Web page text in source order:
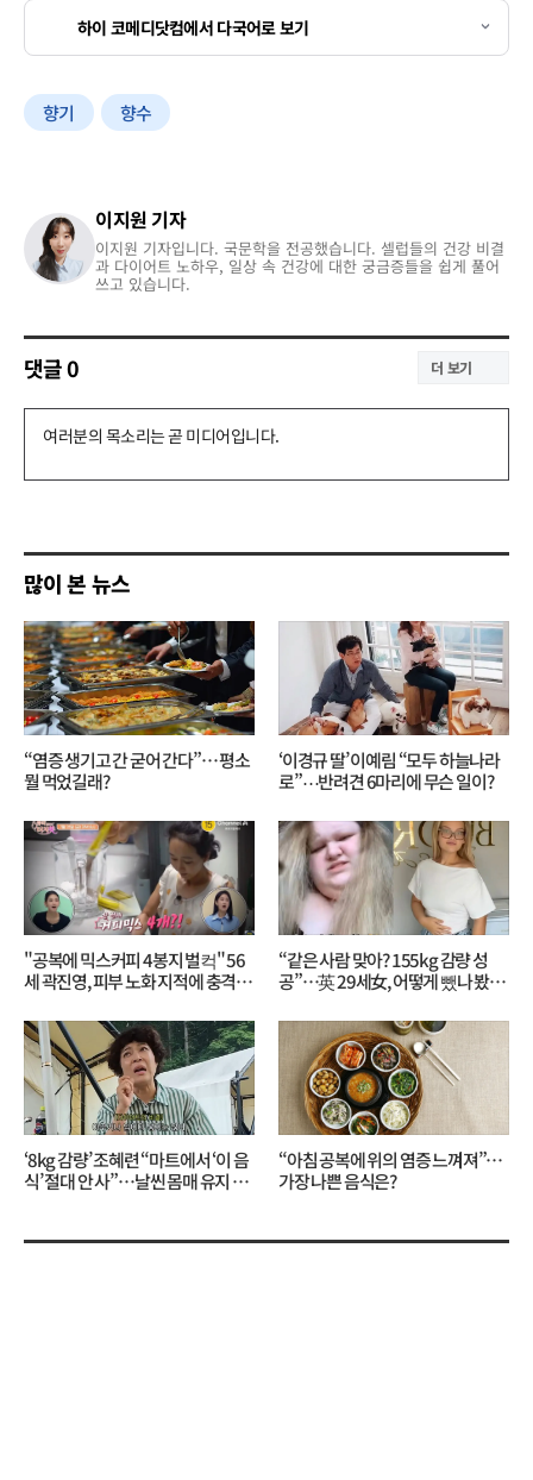
하이 코메디닷컴에서 다국어로 보기
향기 향수
이지원 기자
이지원 기자입니다. 국문학을 전공했습니다. 셀럽들의 건강 비결
과 다이어트 노하우, 일상 속 건강에 대한 궁금증들을 쉽게 풀어
쓰고 있습니다.
댓글0 더 보기
댓
기
많이 본 뉴스
“염증 생기고 간 굳어 간다”… 평소
뭘 먹었길래?
‘이경규 딸’ 이예림 “모두 하늘나라
로”⋯반려견 6마리에 무슨 일이?
"공복에 믹스커피 4봉지 벌컥" 56
세 곽진영, 피부 노화 지적에 충격…
“같은 사람 맞아? 155kg 감량 성
공”…英 29세女, 어떻게 뺐나 봤더
‘8kg 감량’ 조혜련 “마트에서 ‘이 음
식’ 절대 안 사”…날씬 몸매 유지 비
“아침 공복에 위의 염증 느껴져”…
가장 나쁜 음식은?